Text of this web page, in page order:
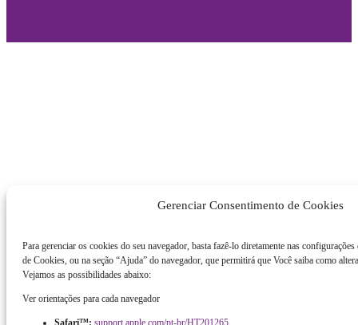
Gerenciar Consentimento de Cookies
Para gerenciar os cookies do seu navegador, basta fazê-lo diretamente nas configurações
de Cookies, ou na seção “Ajuda” do navegador, que permitirá que Você saiba como
Vejamos as possibilidades abaixo:
Ver orientações para cada navegador
Safari™: support.apple.com/pt-br/HT201265